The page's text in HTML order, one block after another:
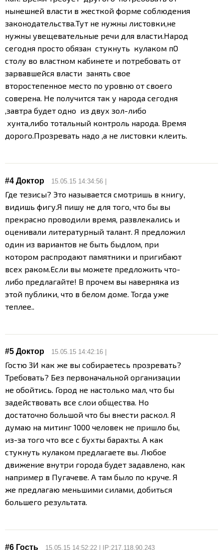
нынешней власти в жесткой форме соблюдения
законодательства.Тут не нужны листовки,не
нужны увещевательные речи для власти.Народ
сегодня просто обязан стукнуть кулаком пО
столу во властном кабинете и потребовать от
зарвавшейся власти занять свое
второстепенное место по уровню от своего
соверена. Не получится так у народа сегодня
,завтра будет одно из двух зол-либо
хунта,либо тотальный контроль народа. Время
дорого.Прозревать надо ,а не листовки клеить.
#4 Доктор 15.05.15 14:34:56 |
Где тезисы? Это называется смотришь в книгу,
видишь фигу. Я пишу не для того, что бы вы
прекрасно проводили время, развлекались и
оценивали литературный талант. Я предложил
один из вариантов не быть быдлом, при
котором распродают памятники и пригибают
всех раком. Если вы можете предложить что-
либо предлагайте! В прочем вы наверняка из
этой публики, что в белом доме. Тогда уже
теплее..
#5 Доктор 15.05.15 14:42:16 |
Гостю 3И как же вы собираетесь прозревать?
Требовать? Без первоначальной организации
не обойтись. Город не настолько мал, что бы
задействовать все слои общества. Но
достаточно большой что бы внести раскол. Я
думаю на митинг 1000 человек не пришло бы,
из-за того что все с бухты барахты. А как
стукнуть кулаком предлагаете вы. Любое
движение внутри города будет задавлено, как
например в Пугачеве. А там было по круче. Я
же предлагаю меньшими силами, добиться
большего результата.
#6 Гость 15.05.15 14:52:22 | IP:217.118.90.243